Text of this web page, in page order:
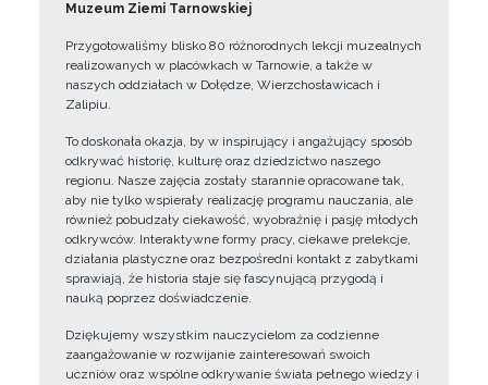
Muzeum Ziemi Tarnowskiej
Przygotowaliśmy blisko 80 różnorodnych lekcji muzealnych
realizowanych w placówkach w Tarnowie, a także w
naszych oddziałach w Dołędze, Wierzchosławicach i
Zalipiu.
To doskonała okazja, by w inspirujący i angażujący sposób
odkrywać historię, kulturę oraz dziedzictwo naszego
regionu. Nasze zajęcia zostały starannie opracowane tak,
aby nie tylko wspierały realizację programu nauczania, ale
również pobudzały ciekawość, wyobraźnię i pasję młodych
odkrywców. Interaktywne formy pracy, ciekawe prelekcje,
działania plastyczne oraz bezpośredni kontakt z zabytkami
sprawiają, że historia staje się fascynującą przygodą i
nauką poprzez doświadczenie.
Dziękujemy wszystkim nauczycielom za codzienne
zaangażowanie w rozwijanie zainteresowań swoich
uczniów oraz wspólne odkrywanie świata pełnego wiedzy i